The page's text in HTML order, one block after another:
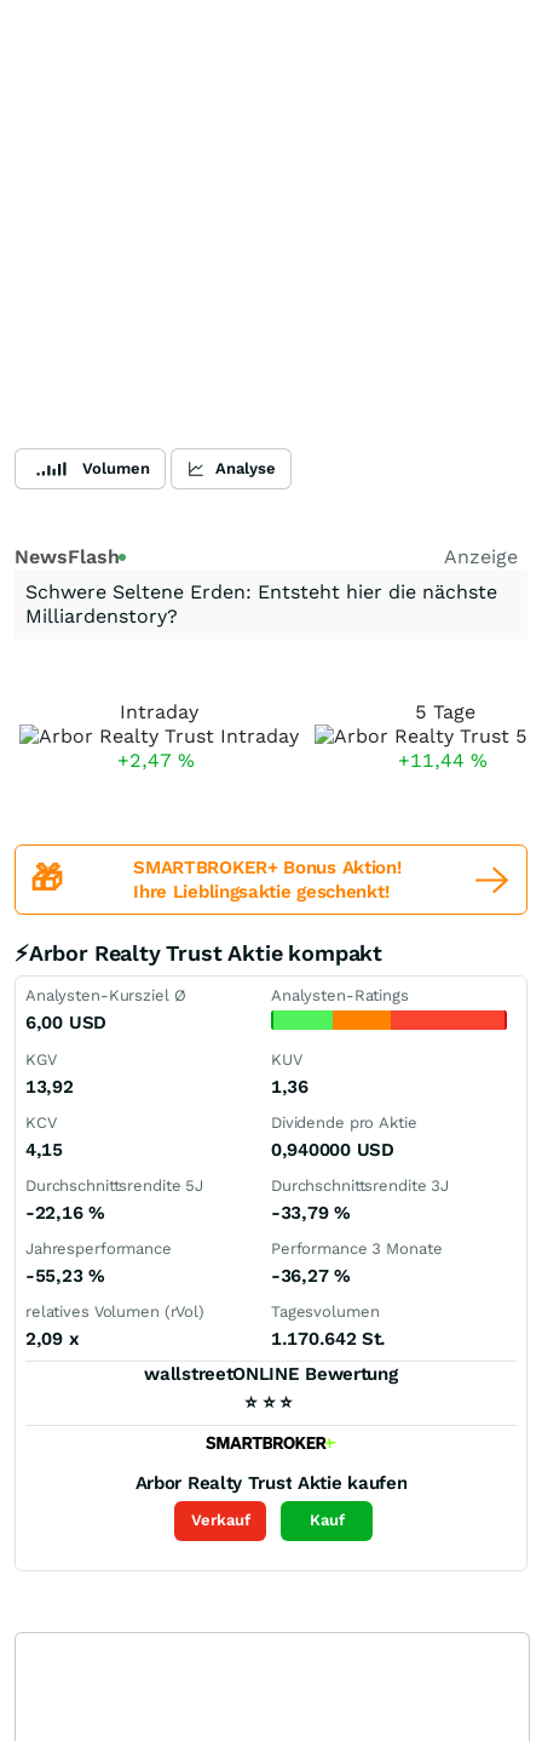
Volumen Analyse
NewsFlash
Anzeige
Schwere Seltene Erden: Entsteht hier die nächste
Milliardenstory?
Intraday
+2,47 %
5 Tage
+11,44 %
🎁
SMARTBROKER+ Bonus Aktion!
Ihre Lieblingsaktie geschenkt!
⚡Arbor Realty Trust Aktie kompakt
Analysten-Kursziel Ø
6,00 USD
Analysten-Ratings
KGV
13,92
KUV
1,36
KCV
4,15
Dividende pro Aktie
0,940000 USD
Durchschnittsrendite 5J
-22,16 %
Durchschnittsrendite 3J
-33,79 %
Jahresperformance
-55,23 %
Performance 3 Monate
-36,27 %
relatives Volumen (rVol)
2,09 x
Tagesvolumen
1.170.642 St.
wallstreetONLINE Bewertung
⭐ ⭐ ⭐
Arbor Realty Trust Aktie kaufen
Verkauf Kauf